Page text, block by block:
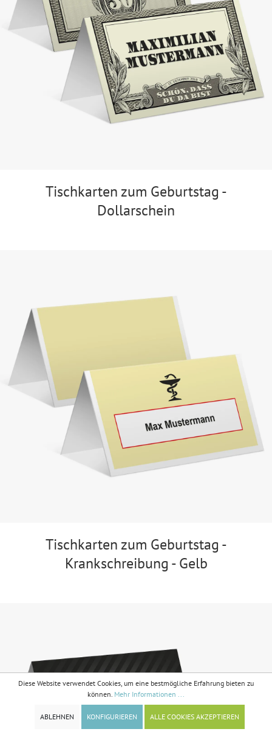
Tischkarten zum Geburtstag -
Dollarschein
Tischkarten zum Geburtstag -
Krankschreibung - Gelb
Diese Website verwendet Cookies, um eine bestmögliche Erfahrung bieten zu
können. Mehr Informationen ...
ABLEHNEN KONFIGURIEREN ALLE COOKIES AKZEPTIEREN